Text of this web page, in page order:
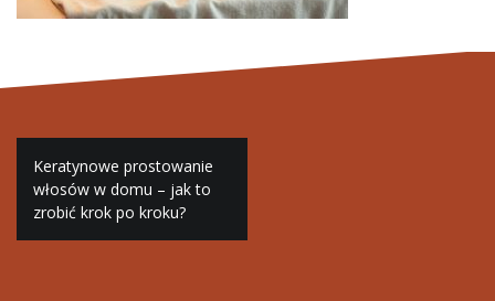
Nawigacja
wpisu
Keratynowe prostowanie
włosów w domu – jak to
zrobić krok po kroku?